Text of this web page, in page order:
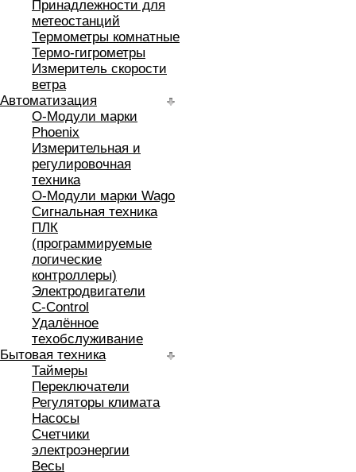
Принадлежности для
метеостанций
Термометры комнатные
Термо-гигрометры
Измеритель скорости
ветра
Автоматизация
O-Модули марки
Phoenix
Измерительная и
регулировочная
техника
O-Модули марки Wago
Сигнальная техника
ПЛК
(программируемые
логические
контроллеры)
Электродвигатели
C-Control
Удалённое
техобслуживание
Бытовая техника
Таймеры
Переключатели
Регуляторы климата
Насосы
Счетчики
электроэнергии
Весы